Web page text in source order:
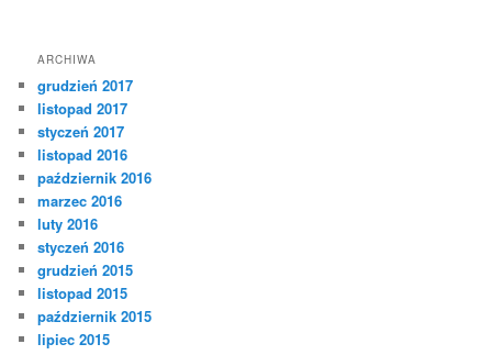
ARCHIWA
grudzień 2017
listopad 2017
styczeń 2017
listopad 2016
październik 2016
marzec 2016
luty 2016
styczeń 2016
grudzień 2015
listopad 2015
październik 2015
lipiec 2015